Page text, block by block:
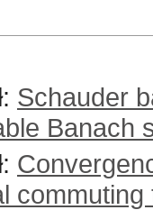
Schauder
Banach